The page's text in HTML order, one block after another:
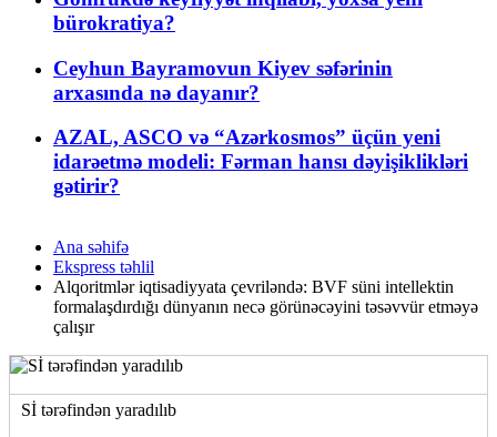
bürokratiya?
Ceyhun Bayramovun Kiyev səfərinin
arxasında nə dayanır?
AZAL, ASCO və “Azərkosmos” üçün yeni
idarəetmə modeli: Fərman hansı dəyişiklikləri
gətirir?
Ana səhifə
Ekspress təhlil
Alqoritmlər iqtisadiyyata çevriləndə: BVF süni intellektin
formalaşdırdığı dünyanın necə görünəcəyini təsəvvür etməyə
çalışır
Sİ tərəfindən yaradılıb